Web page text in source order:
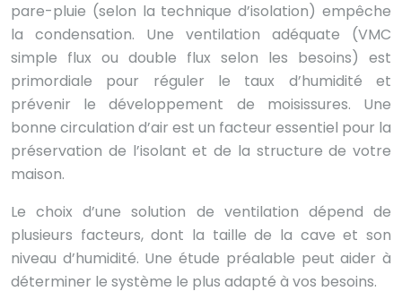
pare-pluie (selon la technique d’isolation) empêche
la condensation. Une ventilation adéquate (VMC
simple flux ou double flux selon les besoins) est
primordiale pour réguler le taux d’humidité et
prévenir le développement de moisissures. Une
bonne circulation d’air est un facteur essentiel pour la
préservation de l’isolant et de la structure de votre
maison.
Le choix d’une solution de ventilation dépend de
plusieurs facteurs, dont la taille de la cave et son
niveau d’humidité. Une étude préalable peut aider à
déterminer le système le plus adapté à vos besoins.